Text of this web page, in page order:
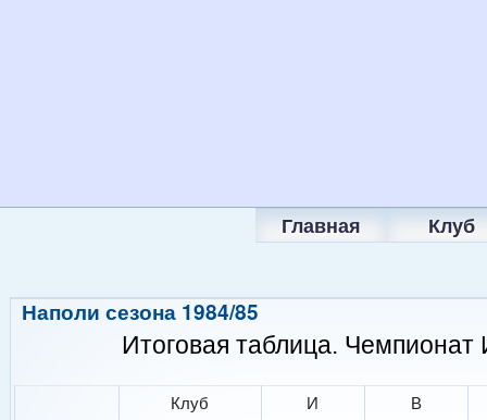
Главная Клуб
Наполи сезона 1984/85
Итоговая таблица.
Клуб И
В